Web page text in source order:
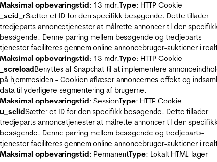
Maksimal opbevaringstid: 13 mdr.Type: HTTP Cookie
_scid_rSætter et ID for den specifikk besøgende. Dette tillader
tredjeparts annoncetjenester at målrette annoncer til den
besøgende. Denne parring mellem besøgende og tredjeparts-
tjenester faciliteres gennem online annoncebruger-auktioner i
Maksimal opbevaringstid: 13 mdr.Type: HTTP Cookie
_screloadBenyttes af Snapchat til at implementere
på hjemmesiden - Cookien aflæser annoncernes effekt og
data til yderligere segmentering af brugerne.
Maksimal opbevaringstid: SessionType: HTTP Cookie
u_sclidSætter et ID for den specifikk besøgende. Dette tillader
tredjeparts annoncetjenester at målrette annoncer til den
besøgende. Denne parring mellem besøgende og tredjeparts-
tjenester faciliteres gennem online annoncebruger-auktioner i
Maksimal opbevaringstid: PermanentType: Lokalt HTML-lager